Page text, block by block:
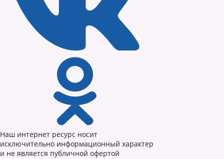
Наш интернет ресурс носит
исключительно информационный характер
и не является публичной офертой